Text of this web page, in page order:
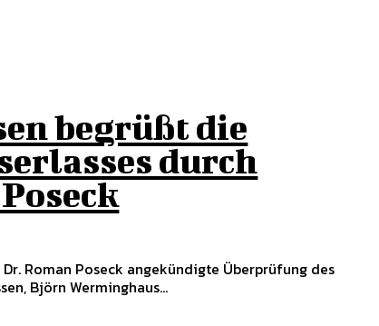
begrüßt die
durch
Björn Werminghaus...